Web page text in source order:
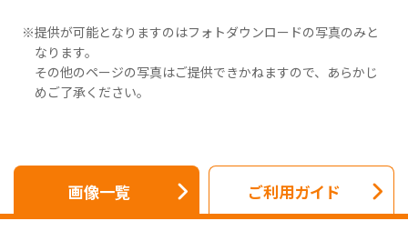
提供が可能となりますのはフォトダウンロードの写真のみと
なります。
その他のページの写真はご提供できかねますので、あらかじ
めご了承ください。
画像一覧 ご利用ガイド